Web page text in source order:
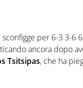
sconfigge per 6-3 3-6
ancora dopo
Tsitsipas, che ha